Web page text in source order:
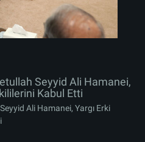
Seyyid Ali Hamanei,
Kabul Etti
Ali Hamanei, Yargı Erki